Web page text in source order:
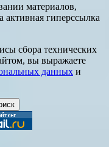
материалов,
активная гиперссылка
сбора технических
вы выражаете
данных и